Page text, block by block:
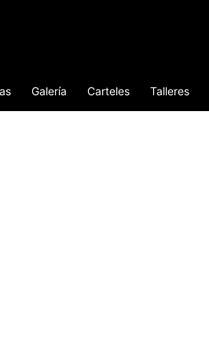
Galería Carteles Talleres